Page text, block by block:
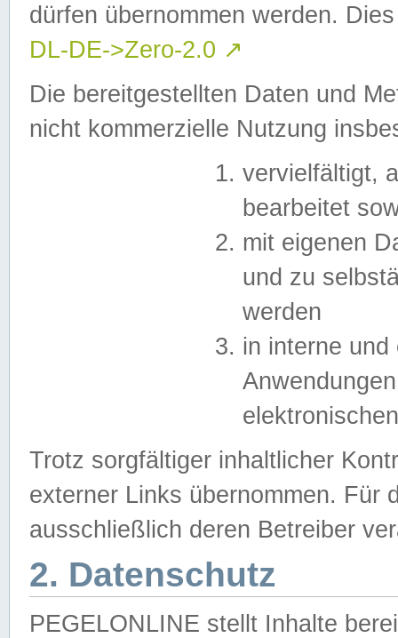
dürfen übernommen werden.
DL-DE->Zero-2.0 ↗
Die bereitgestellten Daten und
nicht kommerzielle Nutzung
vervielfältigt,
bearbeitet
mit eigenen
und zu
werden
in interne
Trotz sorgfältiger inhaltlicher
externer Links übernommen. Für
ausschließlich deren Betreiber
2. Datenschutz
PEGELONLINE stellt Inhalte